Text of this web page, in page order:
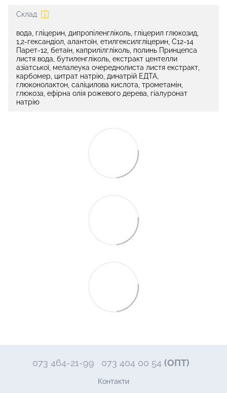
Склад
вода, гліцерин, дипропіленгліколь, гліцерил глюкозид,
1,2-гександіол, алантоїн, етилгексилгліцерин, C12-14
Парет-12, бетаїн, каприлілгліколь, полинь Принцепса
листя вода, бутиленгліколь, екстракт центелли
азіатської, мелалеука очереднолиста листя екстракт,
карбомер, цитрат натрію, динатрій ЕДТА,
глюконолактон, саліцилова кислота, трометамін,
глюкоза, ефірна олія рожевого дерева, гіалуронат
натрію
073 464-21-99 073 404 00 54 (ОПТ)
Контакти